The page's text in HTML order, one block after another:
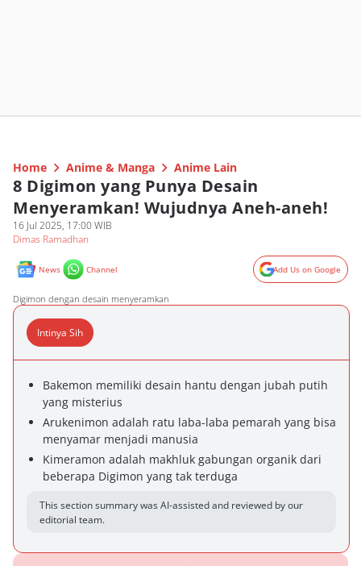
Home Anime & Manga Anime Lain
8 Digimon yang Punya Desain
Menyeramkan! Wujudnya Aneh-aneh!
16 Jul 2025, 17:00 WIB
Dimas Ramadhan
News Channel Add Us on Google
Digimon dengan desain menyeramkan
Intinya Sih
Bakemon memiliki desain hantu dengan jubah putih
yang misterius
Arukenimon adalah ratu laba-laba pemarah yang bisa
menyamar menjadi manusia
Kimeramon adalah makhluk gabungan organik dari
beberapa Digimon yang tak terduga
This section summary was AI-assisted and reviewed by our
editorial team.